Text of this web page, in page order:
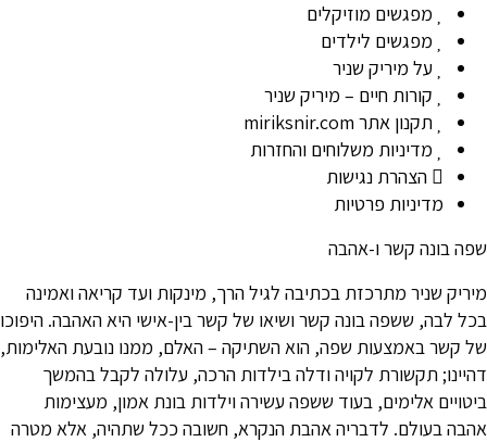
מפגשים מוזיקלים
מפגשים לילדים
על מיריק שניר
קורות חיים – מיריק שניר
תקנון אתר miriksnir.com
מדיניות משלוחים והחזרות
הצהרת נגישות
מדיניות פרטיות
שפה בונה קשר ו-אהבה
מיריק שניר מתרכזת בכתיבה לגיל הרך, מינקות ועד קריאה ואמינה
בכל לבה, ששפה בונה קשר ושיאו של קשר בין-אישי היא האהבה. היפוכו
של קשר באמצעות שפה, הוא השתיקה – האלם, ממנו נובעת האלימות,
דהיינו; תקשורת לקויה ודלה בילדות הרכה, עלולה לקבל בהמשך
ביטויים אלימים, בעוד ששפה עשירה וילדות בונת אמון, מעצימות
אהבה בעולם. לדבריה אהבת הנקרא, חשובה ככל שתהיה, אלא מטרה